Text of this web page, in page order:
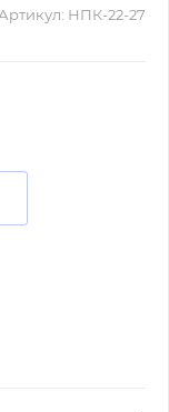
Артикул: НПК-22-27